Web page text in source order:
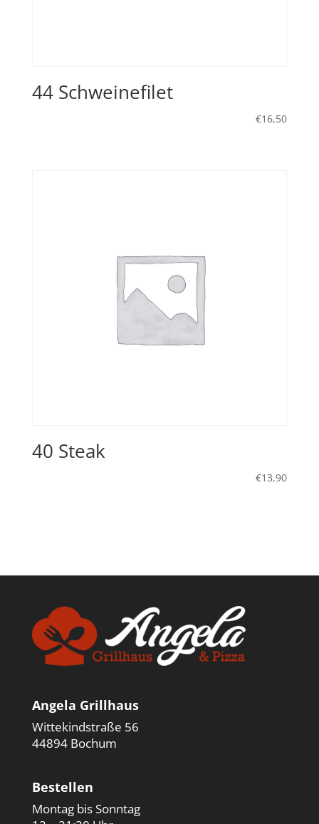
44 Schweinefilet
€16,50
40 Steak
€13,90
Angela Grillhaus
Wittekindstraße 56
44894 Bochum
Bestellen
Montag bis Sonntag